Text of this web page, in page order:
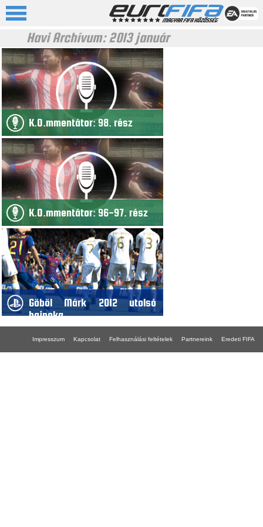
Havi Archívum:2013 január
K.O.mmentátor: 98. rész
K.O.mmentátor: 96-97. rész
Göböl Márk 2012 utolsó
bajnoka
Impresszum Kapcsolat Felhasználási feltételek Partnereink Eredeti FIFA